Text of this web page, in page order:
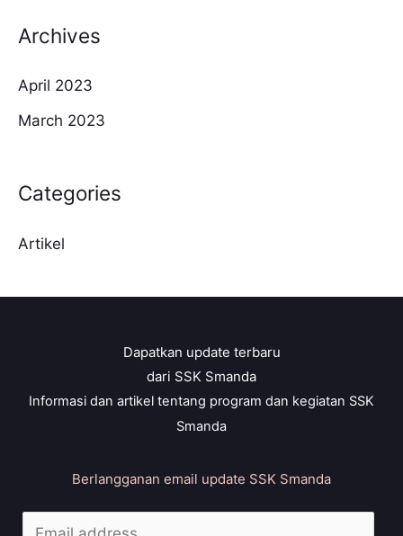
Archives
April 2023
March 2023
Categories
Artikel
Dapatkan update terbaru
dari SSK Smanda
Informasi dan artikel tentang program dan kegiatan SSK
Smanda
Berlangganan email update SSK Smanda